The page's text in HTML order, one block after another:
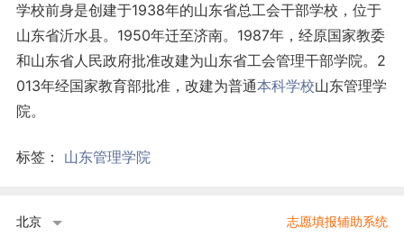
学校前身是创建于1938年的山东省总工会干部学校，位于
山东省沂水县。1950年迁至济南。1987年，经原国家教委
和山东省人民政府批准改建为山东省工会管理干部学院。2
013年经国家教育部批准，改建为普通本科学校山东管理学
院。
标签： 山东管理学院
北京 志愿填报辅助系统